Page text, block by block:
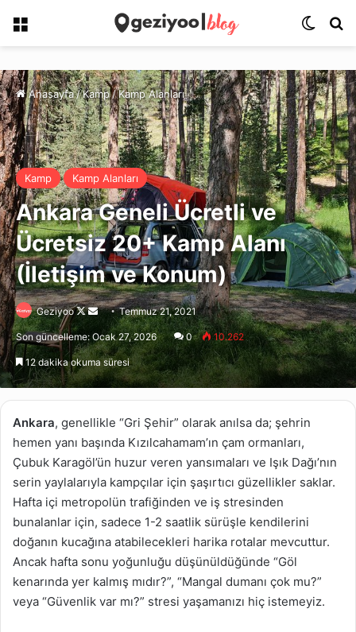
Menü Dış
Anasayfa/Kamp/Kamp Alanları
Kamp Kamp Alanları
Ankara Geneli Ücretli ve
Ücretsiz 20+ Kamp Alanı
(İletişim ve Konum)
Geziyoo
Follow
X
Bir
e-
posta
göndermek
Temmuz 21, 2021
Son güncelleme: Ocak 27, 2026 0 10.262
12 dakika okuma süresi
Ankara, genellikle “Gri Şehir” olarak anılsa da; şehrin
hemen yanı başında Kızılcahamam’ın çam ormanları,
Çubuk Karagöl’ün huzur veren yansımaları ve Işık Dağı’nın
serin yaylalarıyla kampçılar için şaşırtıcı güzellikler saklar.
Hafta içi metropolün trafiğinden ve iş stresinden
bunalanlar için, sadece 1-2 saatlik sürüşle kendilerini
doğanın kucağına atabilecekleri harika rotalar mevcuttur.
Ancak hafta sonu yoğunluğu düşünüldüğünde “Göl
kenarında yer kalmış mıdır?”, “Mangal dumanı çok mu?”
veya “Güvenlik var mı?” stresi yaşamanızı hiç istemeyiz.